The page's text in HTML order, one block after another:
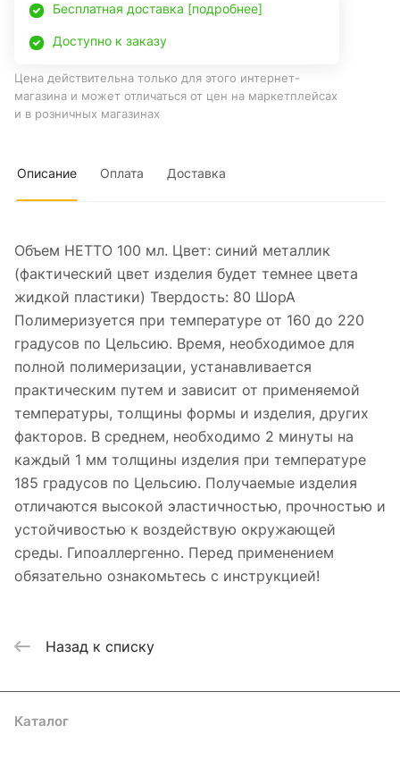
Бесплатная доставка [подробнее]
Доступно к заказу
Цена действительна только для этого интернет-
магазина и может отличаться от цен на маркетплейсах
и в розничных магазинах
Описание Оплата Доставка
Объем НЕТТО 100 мл. Цвет: синий металлик
(фактический цвет изделия будет темнее цвета
жидкой пластики) Твердость: 80 ШорА
Полимеризуется при температуре от 160 до 220
градусов по Цельсию. Время, необходимое для
полной полимеризации, устанавливается
практическим путем и зависит от применяемой
температуры, толщины формы и изделия, других
факторов. В среднем, необходимо 2 минуты на
каждый 1 мм толщины изделия при температуре
185 градусов по Цельсию. Получаемые изделия
отличаются высокой эластичностью, прочностью и
устойчивостью к воздействую окружающей
среды. Гипоаллергенно. Перед применением
обязательно ознакомьтесь с инструкцией!
Назад к списку
Каталог